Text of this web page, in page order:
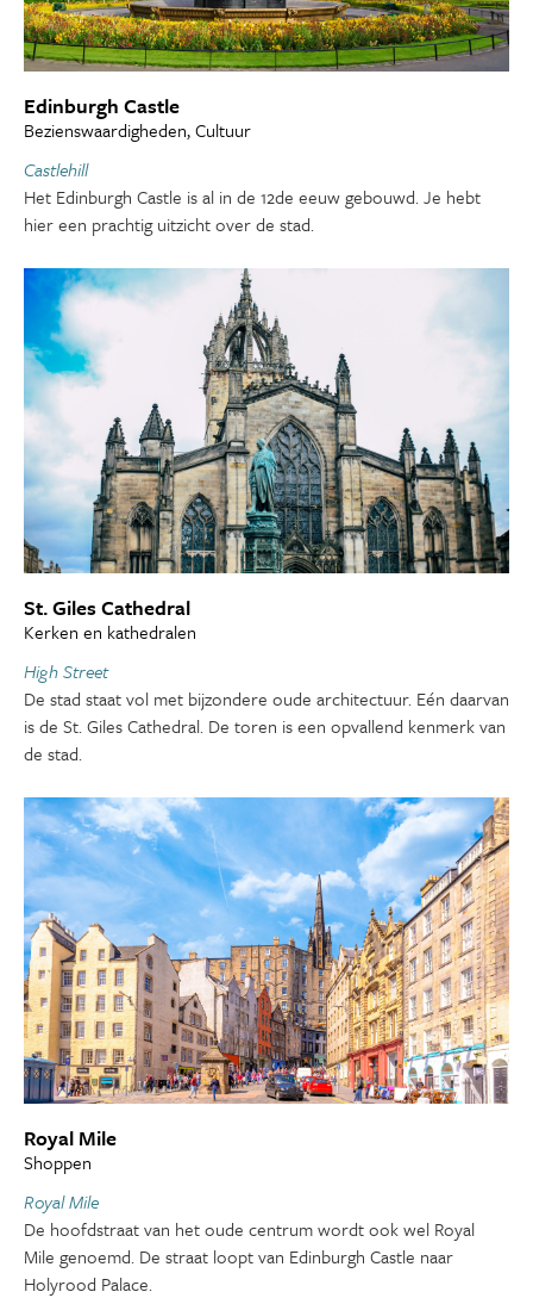
Edinburgh Castle
Bezienswaardigheden, Cultuur
Castlehill
Het Edinburgh Castle is al in de 12de eeuw gebouwd. Je hebt
hier een prachtig uitzicht over de stad.
St. Giles Cathedral
Kerken en kathedralen
High Street
De stad staat vol met bijzondere oude architectuur. Eén daarvan
is de St. Giles Cathedral. De toren is een opvallend kenmerk van
de stad.
Royal Mile
Shoppen
Royal Mile
De hoofdstraat van het oude centrum wordt ook wel Royal
Mile genoemd. De straat loopt van Edinburgh Castle naar
Holyrood Palace.